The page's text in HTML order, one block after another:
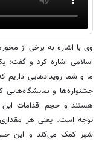
وی با اشاره به برخی از
اسلامی اشاره کرد و گفت:
ما و شما رویدادهایی
جشنواره‌ها و
هستند و حجم اقدامات
توجه است. یعنی هر
شهر کمک می‌کند و این